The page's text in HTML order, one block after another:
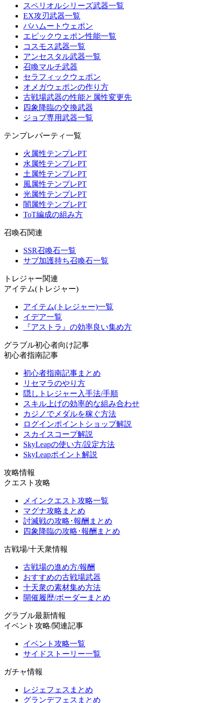
スペリオルシリーズ武器一覧
EX攻刃武器一覧
バハムートウェポン
エピックウェポン性能一覧
コスモス武器一覧
アンセスタル武器一覧
召喚マルチ武器
セラフィックウェポン
オメガウェポンの作り方
古戦場武器の性能と属性変更先
四象降臨の交換武器
ジョブ専用武器一覧
テンプレパーティ一覧
火属性テンプレPT
水属性テンプレPT
土属性テンプレPT
風属性テンプレPT
光属性テンプレPT
闇属性テンプレPT
ToT編成の組み方
召喚石関連
SSR召喚石一覧
サブ加護持ち召喚石一覧
トレジャー関連
アイテム(トレジャー)
アイテム(トレジャー)一覧
イデア一覧
『アストラ』の効率良い集め方
グラブル初心者向け記事
初心者指南記事
初心者指南記事まとめ
リセマラのやり方
隠しトレジャー入手法/手順
スキル上げの効率的な組み合わせ
カジノでメダルを稼ぐ方法
ログインポイントショップ解説
スカイスコープ解説
SkyLeapの使い方/設定方法
SkyLeapポイント解説
攻略情報
クエスト攻略
メインクエスト攻略一覧
マグナ攻略まとめ
討滅戦の攻略･報酬まとめ
四象降臨の攻略･報酬まとめ
古戦場/十天衆情報
古戦場の進め方/報酬
おすすめの古戦場武器
十天衆の素材集め方法
開催履歴/ボーダーまとめ
グラブル最新情報
イベント攻略/関連記事
イベント攻略一覧
サイドストーリー一覧
ガチャ情報
レジェフェスまとめ
グランデフェスまとめ